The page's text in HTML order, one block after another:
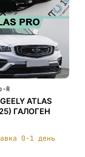
R
ATLAS
ГАЛОГЕН
0-1 день